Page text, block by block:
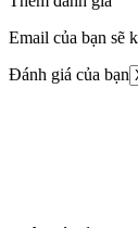
Email của bạn sẽ
Đánh giá của bạn